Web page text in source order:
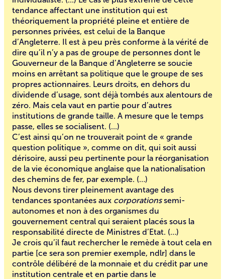
tendance affectant une institution qui est
théoriquement la propriété pleine et entière de
personnes privées, est celui de la Banque
d’Angleterre. Il est à peu près conforme à la vérité de
dire qu’il n’y a pas de groupe de personnes dont le
Gouverneur de la Banque d’Angleterre se soucie
moins en arrêtant sa politique que le groupe de ses
propres actionnaires. Leurs droits, en dehors du
dividende d’usage, sont déjà tombés aux alentours de
zéro. Mais cela vaut en partie pour d’autres
institutions de grande taille. A mesure que le temps
passe, elles se socialisent. (...)
C’est ainsi qu’on ne trouverait point de « grande
question politique », comme on dit, qui soit aussi
dérisoire, aussi peu pertinente pour la réorganisation
de la vie économique anglaise que la nationalisation
des chemins de fer, par exemple. (…)
Nous devons tirer pleinement avantage des
tendances spontanées aux corporationssemi-
autonomes et non à des organismes du
gouvernement central qui seraient placés sous la
responsabilité directe de Ministres d’Etat. (…)
Je crois qu’il faut rechercher le remède à tout cela en
partie [ce sera son premier exemple, ndlr] dans le
contrôle délibéré de la monnaie et du crédit par une
institution centrale et en partie dans le